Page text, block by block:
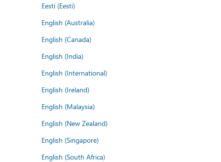
Eesti (Eesti)
English (Australia)
English (Canada)
English (India)
English (International)
English (Ireland)
English (Malaysia)
English (New Zealand)
English (Singapore)
English (South Africa)